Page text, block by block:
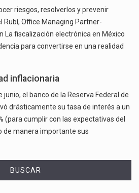
riesgos, resolverlos y prevenir
Rubí, Office Managing Partner-
La fiscalización electrónica en México
para convertirse en una realidad
inflacionaria
junio, el banco de la Reserva Federal de
drásticamente su tasa de interés a un
(para cumplir con las expectativas del
de manera importante sus
BUSCAR